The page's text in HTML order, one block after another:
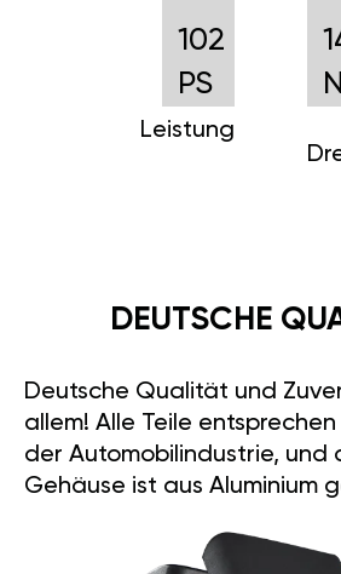
102
PS
Leistung
DEUTSCHE
Deutsche Qualität und
allem! Alle Teile
der Automobilindustrie, und
Gehäuse ist aus Aluminium